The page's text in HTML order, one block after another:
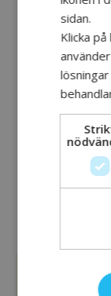
Tid:
14:00 -
PLATS
APC
sidan.
Klicka